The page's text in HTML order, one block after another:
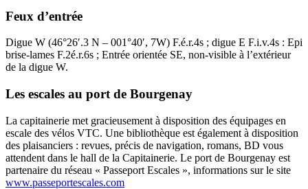
Feux d’entrée
Digue W (46°26′.3 N – 001°40′, 7W) F.é.r.4s ; digue E F.i.v.4s : Epi
brise-lames F.2é.r.6s ; Entrée orientée SE, non-visible à l’extérieur
de la digue W.
Les escales au port de Bourgenay
La capitainerie met gracieusement à disposition des équipages en
escale des vélos VTC. Une bibliothèque est également à disposition
des plaisanciers : revues, précis de navigation, romans, BD vous
attendent dans le hall de la Capitainerie. Le port de Bourgenay est
partenaire du réseau « Passeport Escales », informations sur le site
www.passeportescales.com